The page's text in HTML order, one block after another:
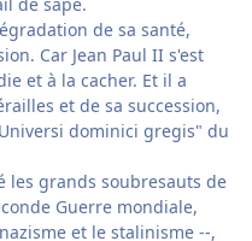
de sape.
de sa santé,
Car Jean Paul II s'est
et à la cacher. Et il a
et de sa succession,
dominici gregis" du
les grands soubresauts de
Guerre mondiale,
et le stalinisme --,